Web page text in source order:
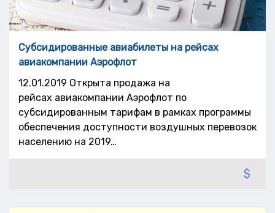
Субсидированные авиабилеты на рейсах
авиакомпании Аэрофлот
12.01.2019 Открыта продажа на
рейсах авиакомпании Аэрофлот по
субсидированным тарифам в рамках программы
обеспечения доступности воздушных перевозок
населению на 2019…
$